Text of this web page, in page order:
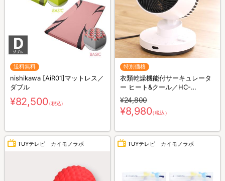
送料無料
nishikawa [AiR01]マットレス／
ダブル
¥82,500（税込）
特別価格
衣類乾燥機能付サーキュレータ
ー ヒート&クール／HC-
T2494WH
¥24,800
¥8,980（税込）
TUYテレビ カイモノラボ TUYテレビ カイモノラボ